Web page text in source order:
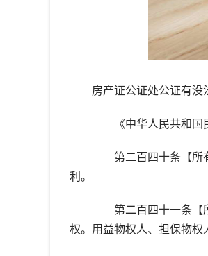
房产证公证处公证有没
《中华人民共和国民
第二百四十条【所有
利。
第二百四十一条【所
权。用益物权人、担保物权